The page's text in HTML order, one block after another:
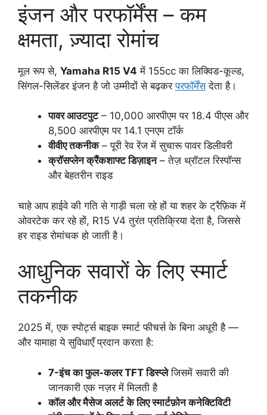
इंजन और परफॉर्मेंस – कम
क्षमता, ज़्यादा रोमांच
मूल रूप से, Yamaha R15 V4 में 155cc का लिक्विड-कूल्ड,
सिंगल-सिलेंडर इंजन है जो उम्मीदों से बढ़करपरफॉर्मेंसदेता है।
पावर आउटपुट– 10,000 आरपीएम पर 18.4 पीएस और
8,500 आरपीएम पर 14.1 एनएम टॉर्क
वीवीए तकनीक– पूरी रेव रेंज में सुचारू पावर डिलीवरी
क्रॉसप्लेन क्रैंकशाफ्ट डिज़ाइन– तेज़ थ्रॉटल रिस्पॉन्स
और बेहतरीन राइड
चाहे आप हाईवे की गति से गाड़ी चला रहे हों या शहर के ट्रैफ़िक में
ओवरटेक कर रहे हों, R15 V4 तुरंत प्रतिक्रिया देता है, जिससे
हर राइड रोमांचक हो जाती है।
आधुनिक सवारों के लिए स्मार्ट
तकनीक
2025 में, एक स्पोर्ट्स बाइक स्मार्ट फीचर्स के बिना अधूरी है —
और यामाहा ये सुविधाएँ प्रदान करता है:
7-इंच का फुल-कलर TFT डिस्प्लेजिसमें सवारी की
जानकारी एक नज़र में मिलती है
कॉल और मैसेज अलर्ट के लिए स्मार्टफ़ोन कनेक्टिविटी